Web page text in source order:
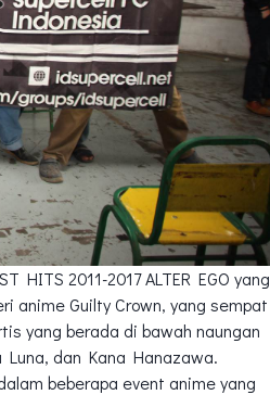
HITS 2011-2017 ALTER EGO yang
anime Guilty Crown, yang sempat
yang berada di bawah naungan
Luna, dan Kana Hanazawa.
beberapa event anime yang